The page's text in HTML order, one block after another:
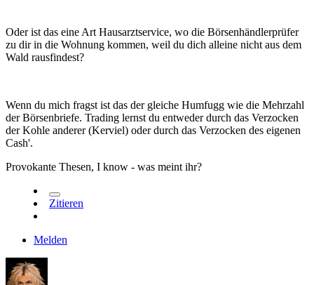
Oder ist das eine Art Hausarztservice, wo die Börsenhändlerprüfer
zu dir in die Wohnung kommen, weil du dich alleine nicht aus dem
Wald rausfindest?
Wenn du mich fragst ist das der gleiche Humfugg wie die Mehrzahl
der Börsenbriefe. Trading lernst du entweder durch das Verzocken
der Kohle anderer (Kerviel) oder durch das Verzocken des eigenen
Cash'.
Provokante Thesen, I know - was meint ihr?
Zitieren
Melden